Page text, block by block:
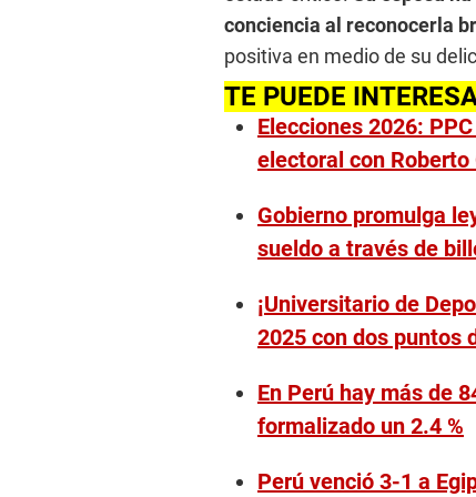
conciencia al reconocerla
positiva en medio de su
TE PUEDE
Elecciones 2026:
electoral con
Gobierno promulga
sueldo a través de
¡Universitario de
2025 con dos puntos
En Perú hay más de
formalizado un 2.4 %
Perú venció 3-1 a